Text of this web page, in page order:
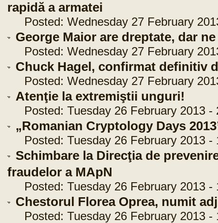
rapidă a armatei
Posted: Wednesday 27 February
George Maior are dreptate, dar
Posted: Wednesday 27 February
Chuck Hagel, confirmat definitiv
Posted: Wednesday 27 February
Atenţie la extremiştii unguri!
Posted: Tuesday 26 February 2013 -
„Romanian Cryptology Days
Posted: Tuesday 26 February 2013 -
Schimbare la Direcţia de
fraudelor a MApN
Posted: Tuesday 26 February 2013 -
Chestorul Florea Oprea, numit
Posted: Tuesday 26 February 2013 -